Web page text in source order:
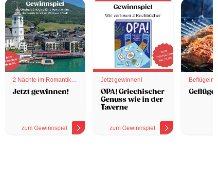
2 Nächte im Romantik
Hotel
Jetzt gewinnen!
zum Gewinnspiel
Jetzt gewinnen!
OPA! Griechischer
Genuss wie in der
Taverne
zum Gewinnspiel